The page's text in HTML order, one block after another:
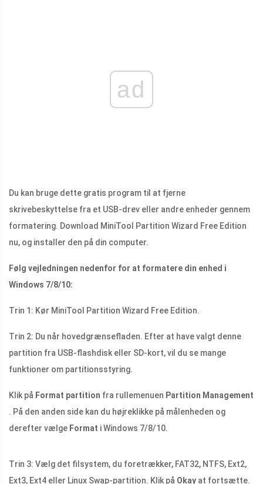
ad
Du kan bruge dette gratis program til at fjerne
skrivebeskyttelse fra et USB-drev eller andre enheder gennem
formatering. Download MiniTool Partition Wizard Free Edition
nu, og installer den på din computer.
Følg vejledningen nedenfor for at formatere din enhed i
Windows 7/8/10:
Trin 1: Kør MiniTool Partition Wizard Free Edition.
Trin 2: Du når hovedgrænsefladen. Efter at have valgt denne
partition fra USB-flashdisk eller SD-kort, vil du se mange
funktioner om partitionsstyring.
Klik på Format partition fra rullemenuen Partition Management
. På den anden side kan du højreklikke på målenheden og
derefter vælge Format i Windows 7/8/10.
Trin 3: Vælg det filsystem, du foretrækker, FAT32, NTFS, Ext2,
Ext3, Ext4 eller Linux Swap-partition. Klik på Okay at fortsætte.